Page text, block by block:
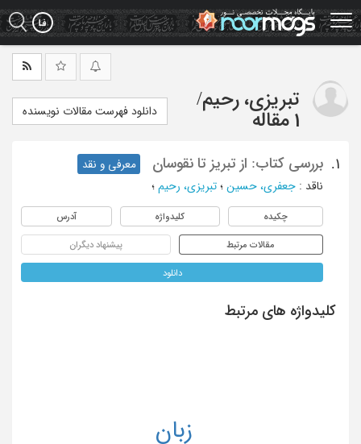
Skip
to
main
تبریزی، رحیم/
1 مقاله
دانلود فهرست مقالات نویسنده
1. بررسی کتاب: از تبریز تا نقوسان
معرفی و نقد
ناقد : جعفری، حسین ؛ تبریزی، رحیم ؛
چکیده کلیدواژه آدرس
مقالات مرتبط پیشنهاد دیگران
دانلود
کلیدواژه های مرتبط
زبان